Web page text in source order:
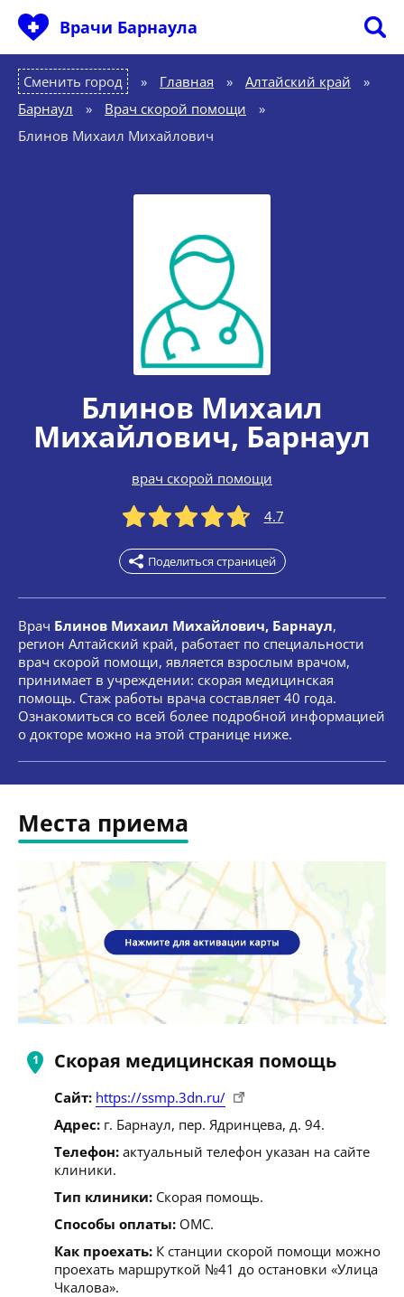
Врачи Барнаула
Сменить город Главная » Алтайский край
»
Барнаул
» Врач скорой помощи
»
Блинов Михаил Михайлович
Блинов Михаил
Михайлович, Барнаул
врач скорой помощи
4.7
Поделиться страницей
Врач Блинов Михаил Михайлович, Барнаул,
регион Алтайский край, работает по специальности
врач скорой помощи, является взрослым врачом,
принимает в учреждении: скорая медицинская
помощь. Стаж работы врача составляет 40 года.
Ознакомиться со всей более подробной информацией
о докторе можно на этой странице ниже.
Места приема
Скорая медицинская помощь
Сайт: https://ssmp.3dn.ru/
Адрес: г. Барнаул, пер. Ядринцева, д. 94.
Телефон: актуальный телефон указан на сайте
клиники.
Тип клиники: Скорая помощь.
Способы оплаты: ОМС.
Как проехать: К станции скорой помощи можно
проехать маршруткой №41 до остановки «Улица
Чкалова».